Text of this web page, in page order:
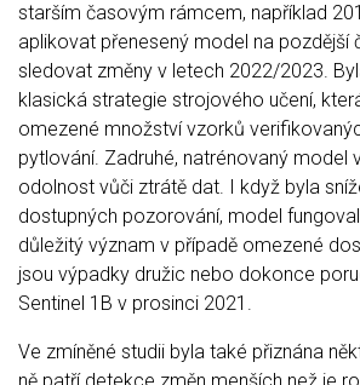
starším časovým rámcem, například
aplikovat přenesený model na pozdější
sledovat změny v letech 2022/2023.
klasická strategie strojového učení,
omezené množství vzorků
pytlování. Zadruhé, natrénovaný model
odolnost vůči ztrátě dat. I když byla
dostupných pozorování, model
důležitý význam v případě omezené
jsou výpadky družic nebo dokonce
Sentinel 1B v prosinci 2021.
Ve zmíněné studii byla také přiznána